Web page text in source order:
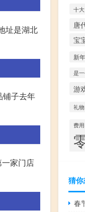
址是湖北
铺子去年
家门店
十大
唐
宝
新年
是
游
礼物
费用
猜
春